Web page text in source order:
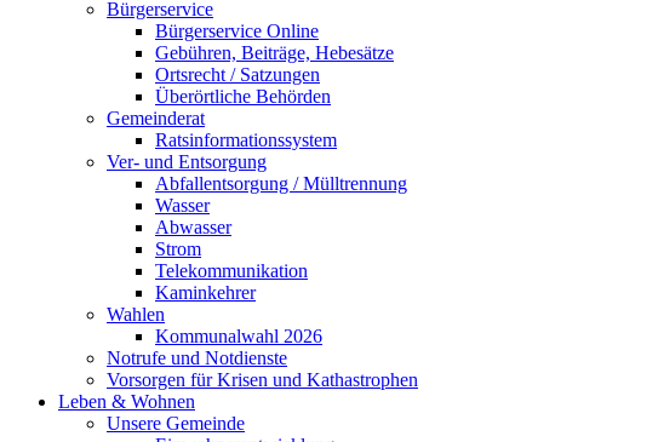
Bürgerservice
Bürgerservice Online
Gebühren, Beiträge, Hebesätze
Ortsrecht / Satzungen
Überörtliche Behörden
Gemeinderat
Ratsinformationssystem
Ver- und Entsorgung
Abfallentsorgung / Mülltrennung
Wasser
Abwasser
Strom
Telekommunikation
Kaminkehrer
Wahlen
Kommunalwahl 2026
Notrufe und Notdienste
Vorsorgen für Krisen und Kathastrophen
Leben & Wohnen
Unsere Gemeinde